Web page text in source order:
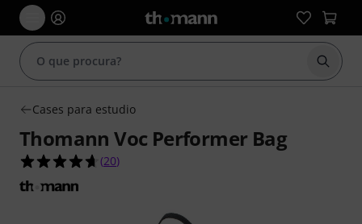
Iniciar
Cases para estudio
Thomann Voc Performer Bag
4.7 de 5 estrelas de 20 avaliações de clientes
(20)